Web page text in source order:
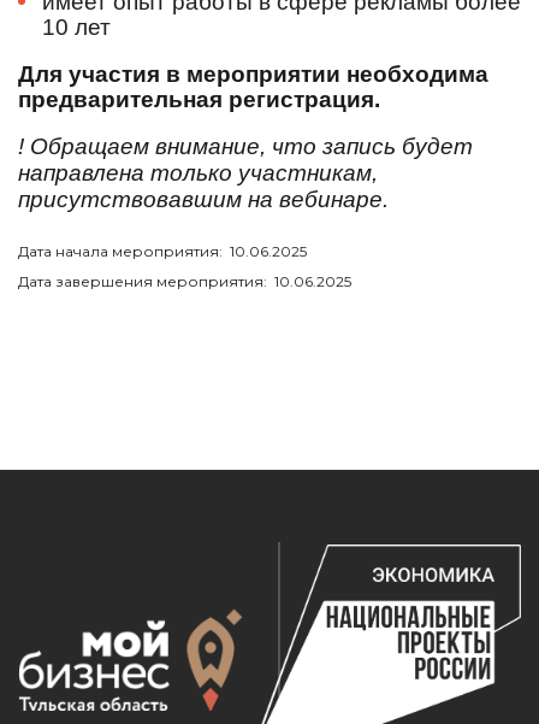
10 лет
Для участия в мероприятии необходима
предварительная регистрация.
! Обращаем внимание, что запись будет
направлена только участникам,
присутствовавшим на вебинаре.
Дата начала мероприятия: 10.06.2025
Дата завершения мероприятия: 10.06.2025